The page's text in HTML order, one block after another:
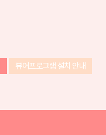
뷰어프로그램 설치 안내